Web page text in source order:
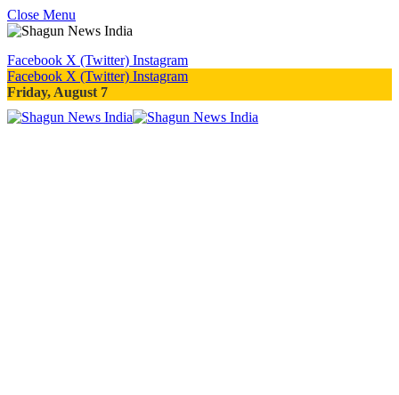
Close Menu
Facebook X (Twitter) Instagram
Facebook X (Twitter) Instagram
Friday, August 7